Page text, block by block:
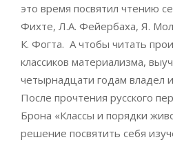
это время посвятил чтению
Фихте, Л.А. Фейербаха, Я.
К. Фогта. А чтобы читать
классиков материализма,
четырнадцати годам владел
После прочтения русского
Брона «Классы и порядки
решение посвятить себя